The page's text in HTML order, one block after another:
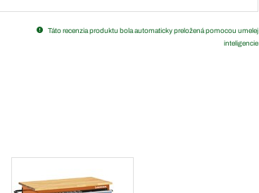
Táto recenzia produktu bola automaticky preložená pomocou umelej
inteligencie